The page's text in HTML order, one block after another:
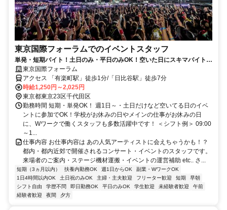
東京国際フォーラムでのイベントスタッフ
単発・短期バイト！土日のみ・平日のみOK！空いた日にスキマバイト！
未経験歓迎！髪色・髪型・ネイルOK
東京国際フォーラム
アクセス 「有楽町駅」徒歩1分/「日比谷駅」徒歩7分
時給1,250円～2,025円
東京都東京23区千代田区
勤務時間 短期・単発OK！ 週1日～・土日だけなど空いてる日のイベ
ントに参加でOK！学校がお休みの日やメインの仕事がお休みの日
に、Wワークで働くスタッフも多数活躍中です！ ＜シフト例＞ 09:00
～1...
仕事内容 お仕事内容は あの人気アーティストに会えちゃうかも！？
都内・都内近郊で開催されるコンサート・イベントのスタッフです。
来場者のご案内・ステージ機材運搬・イベントの運営補助 etc.. さ...
短期（3ヵ月以内） 扶養内勤務OK 週1日からOK
副業・WワークOK
1日4時間以内OK
土日祝のみOK 主婦・主夫歓迎 フリーター歓迎 短期
早朝
シフト自由
学歴不問 即日勤務OK 平日のみOK 学生歓迎 未経験者歓迎
午前
経験者歓迎
夜間 夕方